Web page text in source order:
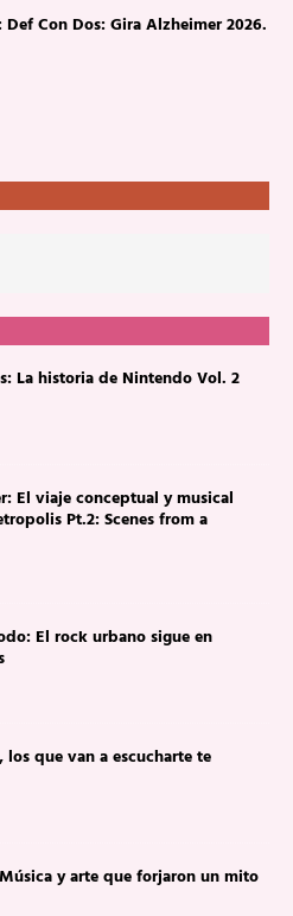
Def Con Dos: Gira Alzheimer 2026.
La historia de Nintendo Vol. 2
El viaje conceptual y musical
Pt.2: Scenes from a
El rock urbano sigue en
los que van a escucharte te
y arte que forjaron un mito